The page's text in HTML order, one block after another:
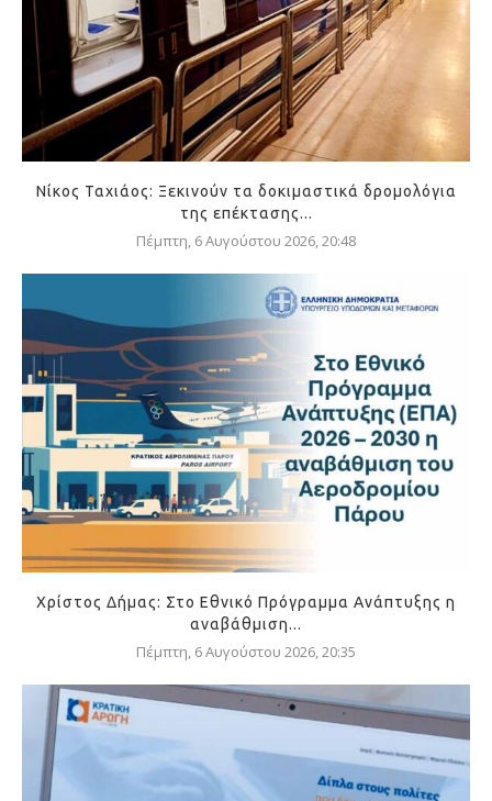
Νίκος Ταχιάος: Ξεκινούν τα δοκιμαστικά δρομολόγια
της επέκτασης...
Πέμπτη, 6 Αυγούστου 2026, 20:48
Χρίστος Δήμας: Στο Εθνικό Πρόγραμμα Ανάπτυξης η
αναβάθμιση...
Πέμπτη, 6 Αυγούστου 2026, 20:35